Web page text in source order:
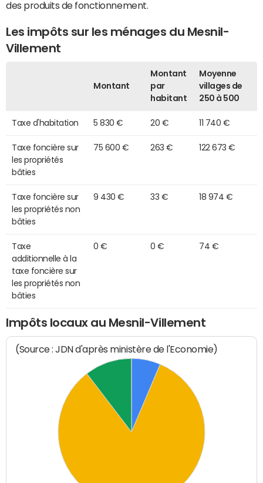
des produits de fonctionnement.
Les impôts sur les ménages du Mesnil-
Villement
Montant
Montant
par
habitant
Moyenne
villages de
250 à 500
Taxe d'habitation 5 830 € 20 € 11 740 €
Taxe foncière sur
les propriétés
bâties
75 600 € 263 € 122 673 €
Taxe foncière sur
les propriétés non
bâties
9 430 € 33 € 18 974 €
Taxe
additionnelle à la
taxe foncière sur
les propriétés non
bâties
0 € 0 € 74 €
Impôts locaux au Mesnil-Villement
(Source : JDN d'après ministère de l'Economie)